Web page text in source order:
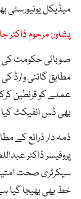
میڈیکل یونیورسٹی
پشاور: مرحوم ڈاکٹر
صوبائی حکومت کی
مطابق گائنی وارڈ
عملے کو قرنطین
بھی ڈس انفیکٹ کیا
ذمہ دار ذرائع کے
پروفیسر ڈاکٹر
سیکرٹری صحت
خط بھی بھیجا گیا